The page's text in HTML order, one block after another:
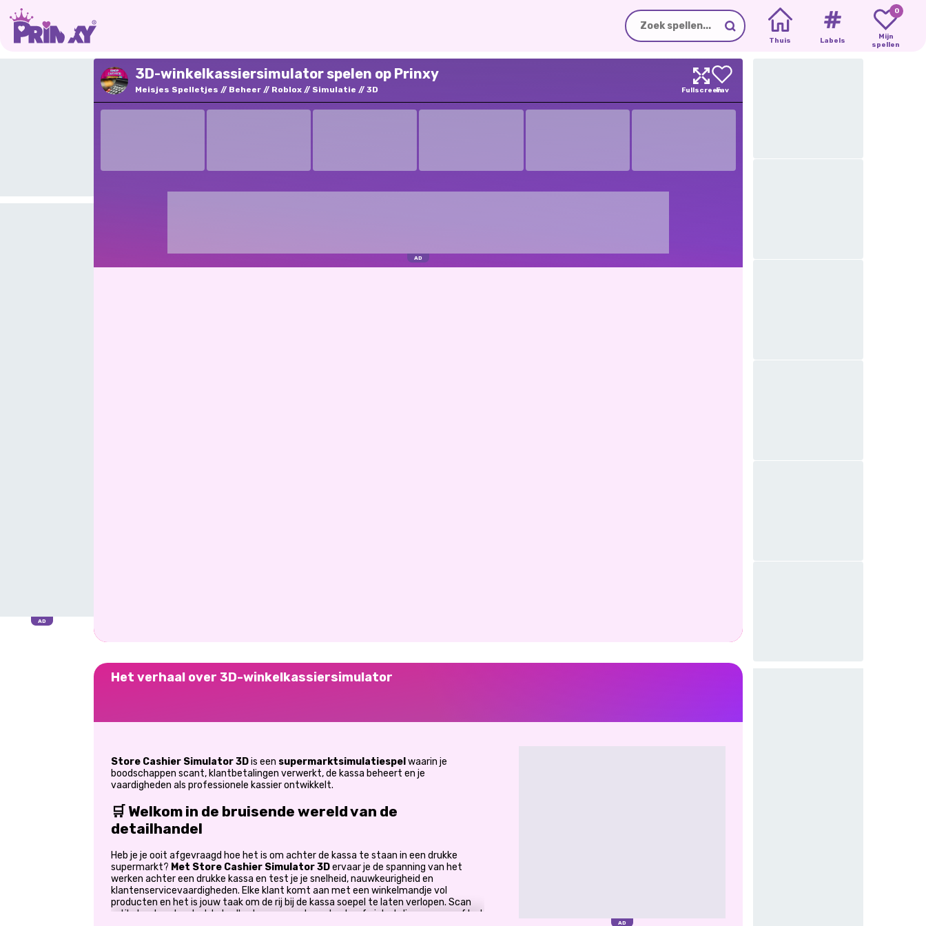
Thuis Labels
0
Mijn
spellen
3D-winkelkassiersimulator spelen op Prinxy
Meisjes Spelletjes Beheer Roblox Simulatie 3D
Het verhaal over 3D-winkelkassiersimulator
Store Cashier Simulator 3Dis een supermarktsimulatiespel waarin je
boodschappen scant, klantbetalingen verwerkt, de kassa beheert en je
vaardigheden als professionele kassier ontwikkelt.
🛒 Welkom in de bruisende wereld van de
detailhandel
Heb je je ooit afgevraagd hoe het is om achter de kassa te staan in een drukke
supermarkt? Met Store Cashier Simulator 3Dervaar je de spanning van het
werken achter een drukke kassa en test je je snelheid, nauwkeurigheid en
klantenservicevaardigheden. Elke klant komt aan met een winkelmandje vol
producten en het is jouw taak om de rij bij de kassa soepel te laten verlopen. Scan
artikelen, bereken het totaalbedrag, verwerk contante of pinbetalingen en geef het